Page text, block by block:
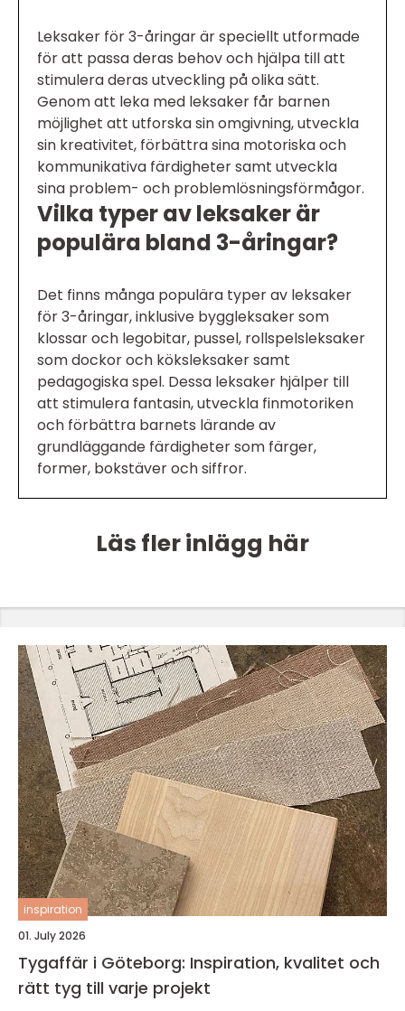
Leksaker för 3-åringar är speciellt utformade
för att passa deras behov och hjälpa till att
stimulera deras utveckling på olika sätt.
Genom att leka med leksaker får barnen
möjlighet att utforska sin omgivning, utveckla
sin kreativitet, förbättra sina motoriska och
kommunikativa färdigheter samt utveckla
sina problem- och problemlösningsförmågor.
Vilka typer av leksaker är
populära bland 3-åringar?
Det finns många populära typer av leksaker
för 3-åringar, inklusive byggleksaker som
klossar och legobitar, pussel, rollspelsleksaker
som dockor och köksleksaker samt
pedagogiska spel. Dessa leksaker hjälper till
att stimulera fantasin, utveckla finmotoriken
och förbättra barnets lärande av
grundläggande färdigheter som färger,
former, bokstäver och siffror.
Läs fler inlägg här
inspiration
01. July 2026
Tygaffär i Göteborg: Inspiration, kvalitet och
rätt tyg till varje projekt